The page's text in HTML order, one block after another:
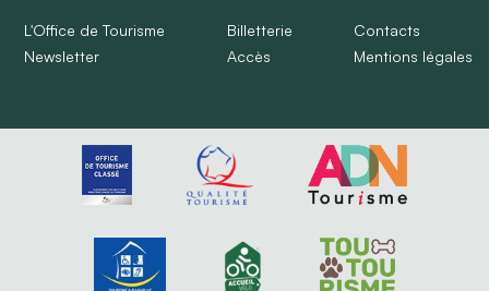
L'Office de Tourisme
Newsletter
Billetterie
Accès
Contacts
Mentions légales